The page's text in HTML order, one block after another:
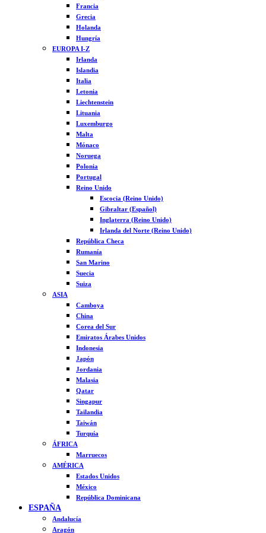
Francia
Grecia
Holanda
Hungría
EUROPA I-Z
Irlanda
Islandia
Italia
Letonia
Liechtenstein
Lituania
Luxemburgo
Malta
Mónaco
Noruega
Polonia
Portugal
Reino Unido
Escocia (Reino Unido)
Gibraltar (Español)
Inglaterra (Reino Unido)
Irlanda del Norte (Reino Unido)
República Checa
Rumanía
San Marino
Suecia
Suiza
ASIA
Camboya
China
Corea del Sur
Emiratos Árabes Unidos
Indonesia
Japón
Jordania
Malasia
Qatar
Singapur
Tailandia
Taiwán
Turquía
ÁFRICA
Marruecos
AMÉRICA
Estados Unidos
México
República Dominicana
ESPAÑA
Andalucía
Aragón